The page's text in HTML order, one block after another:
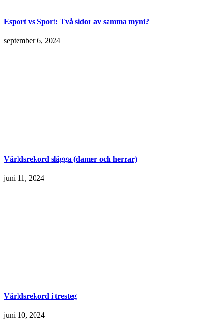
Esport vs Sport: Två sidor av samma mynt?
september 6, 2024
Världsrekord slägga (damer och herrar)
juni 11, 2024
Världsrekord i tresteg
juni 10, 2024